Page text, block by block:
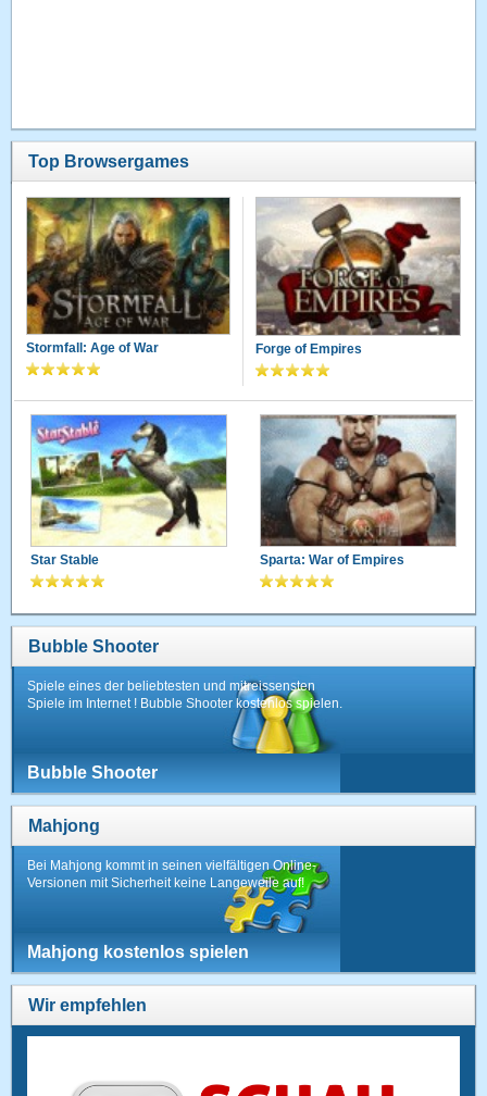
Top Browsergames
Stormfall: Age of War Forge of Empires
Star Stable Sparta: War of Empires
Bubble Shooter
Spiele eines der beliebtesten und mitreissensten
Spiele im Internet ! Bubble Shooter kostenlos spielen.
Bubble Shooter
Mahjong
Bei Mahjong kommt in seinen vielfältigen Online-
Versionen mit Sicherheit keine Langeweile auf!
Mahjong kostenlos spielen
Wir empfehlen